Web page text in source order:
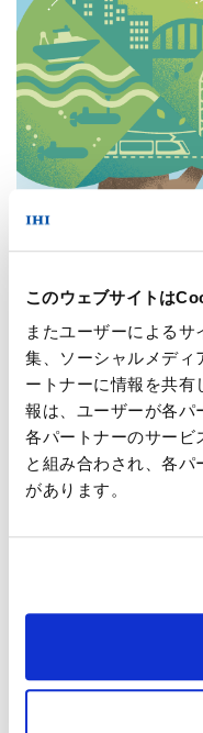
このウェブサイトは
またユーザーによる
集、ソーシャルメディ
ートナーに情報を共有
報は、ユーザーが各パ
各パートナーのサービ
と組み合わされ、各パ
があります。
web掲載（発行）
下記フォーム内「お問
通知メール希望」とご